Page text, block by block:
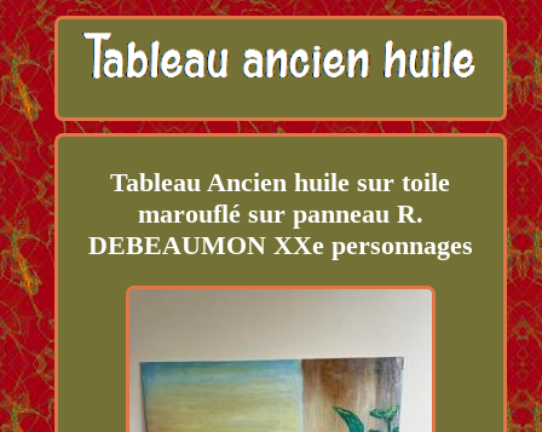
Tableau Ancien huile sur toile
marouflé sur panneau R.
DEBEAUMON XXe personnages